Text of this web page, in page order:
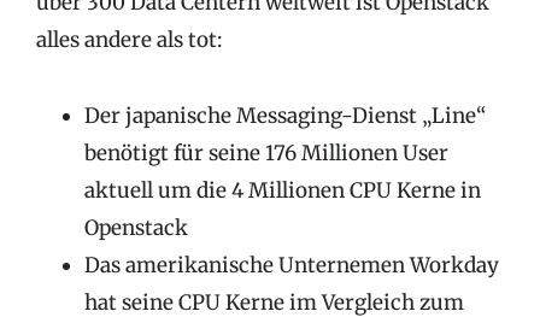
alles andere als tot:
Der japanische Messaging-Dienst „Line“
benötigt für seine 176 Millionen User
aktuell um die 4 Millionen CPU Kerne in
Openstack
Das amerikanische Unternemen Workday
hat seine CPU Kerne im Vergleich zum